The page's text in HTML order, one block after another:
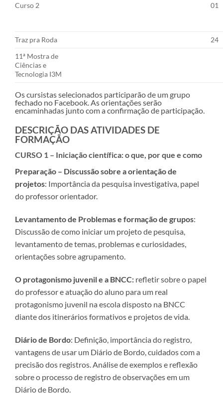
Curso 2 01
Traz pra Roda
24
11ª Mostra de
Ciências e
Tecnologia I3M
Os cursistas selecionados participarão de um grupo
fechado no Facebook. As orientações serão
encaminhadas junto com a confirmação de participação.
DESCRIÇÃO DAS ATIVIDADES DE
FORMAÇÃO
CURSO 1 – Iniciação científica: o que, por que e como
Preparação – Discussão sobre a orientação de
projetos: Importância da pesquisa investigativa, papel
do professor orientador.
Levantamento de Problemas e formação de grupos:
Discussão de como iniciar um projeto de pesquisa,
levantamento de temas, problemas e curiosidades,
orientações sobre agrupamento.
O protagonismo juvenil e a BNCC: refletir sobre o papel
do professor e atuação do aluno para um real
protagonismo juvenil na escola disposto na BNCC
diante dos itinerários formativos e projetos de vida.
Diário de Bordo: Definição, importância do registro,
vantagens de usar um Diário de Bordo, cuidados com a
precisão dos registros. Análise de exemplos e reflexão
sobre o processo de registro de observações em um
Diário de Bordo.